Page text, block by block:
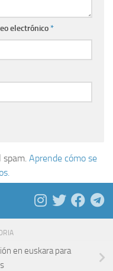
electrónico*
spam. Aprende cómo se
en euskara para